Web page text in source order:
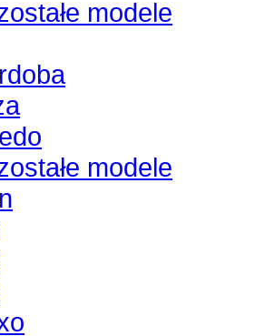
modele
modele